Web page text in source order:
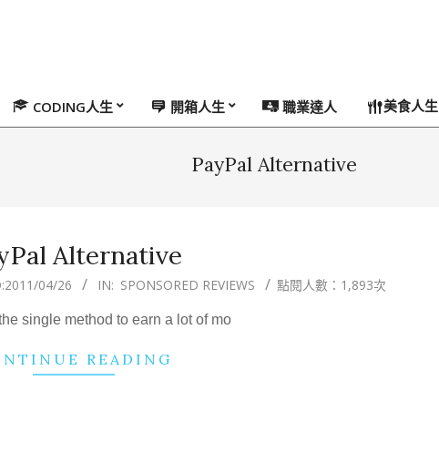
CODING人生 開箱人生 職業達人 美食人生
PayPal Alternative
Alternative
2011/04/26 IN: SPONSORED REVIEWS 點閱人數：1,893次
single method to earn a lot of mo
READING